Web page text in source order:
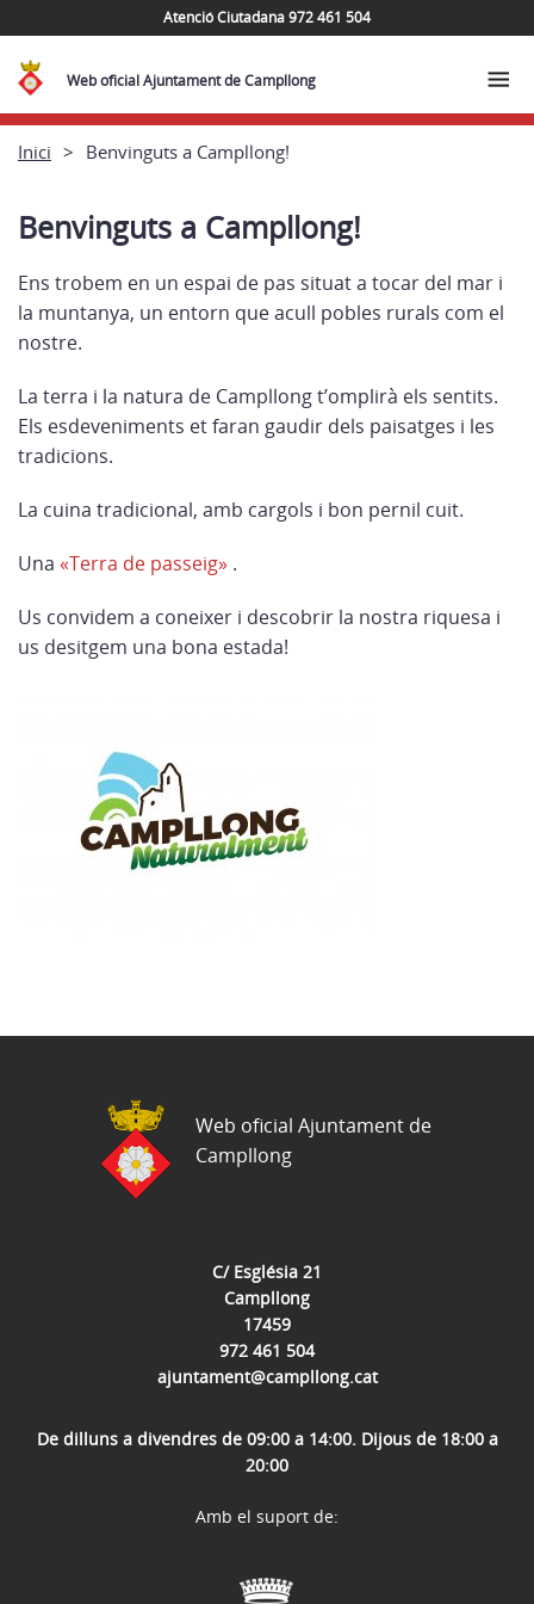
Atenció Ciutadana 972 461 504
Web oficial Ajuntament de Campllong
Inici Benvinguts a Campllong!
Benvinguts a Campllong!
Ens trobem en un espai de pas situat a tocar del mar i
la muntanya, un entorn que acull pobles rurals com el
nostre.
La terra i la natura de Campllong t’omplirà els sentits.
Els esdeveniments et faran gaudir dels paisatges i les
tradicions.
La cuina tradicional, amb cargols i bon pernil cuit.
Una «Terra de passeig» .
Us convidem a coneixer i descobrir la nostra riquesa i
us desitgem una bona estada!
C/ Església 21
Campllong
17459
972 461 504
ajuntament@campllong.cat
De dilluns a divendres de 09:00 a 14:00. Dijous de 18:00 a
20:00
Web oficial Ajuntament de
Campllong
Amb el suport de: